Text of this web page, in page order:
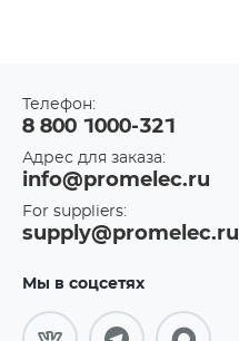
Телефон:
8 800 1000-321
Адрес для заказа:
info@promelec.ru
For suppliers:
supply@promelec.ru
Мы в соцсетях